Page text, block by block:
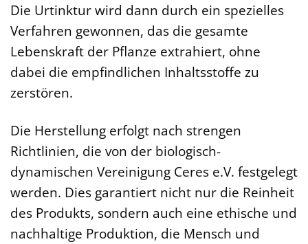
Die Urtinktur wird dann durch ein spezielles
Verfahren gewonnen, das die gesamte
Lebenskraft der Pflanze extrahiert, ohne
dabei die empfindlichen Inhaltsstoffe zu
zerstören.
Die Herstellung erfolgt nach strengen
Richtlinien, die von der biologisch-
dynamischen Vereinigung Ceres e.V. festgelegt
werden. Dies garantiert nicht nur die Reinheit
des Produkts, sondern auch eine ethische und
nachhaltige Produktion, die Mensch und